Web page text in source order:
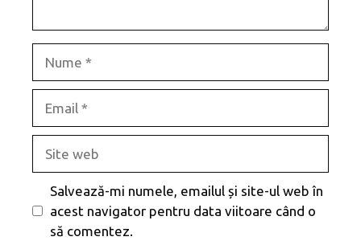
web
Salvează-mi numele, emailul și site-ul web în
acest navigator pentru data viitoare când o
să comentez.